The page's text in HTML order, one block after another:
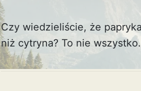
Czy wiedzieliście, że
niż cytryna? To nie